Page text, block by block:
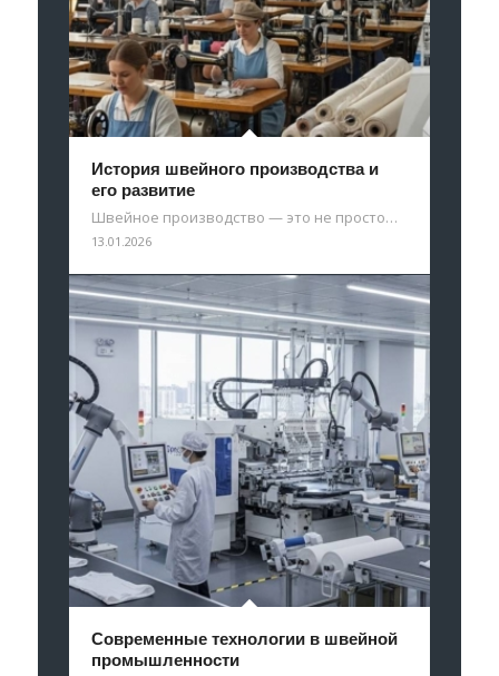
История швейного производства и
его развитие
Швейное производство — это не просто…
13.01.2026
Современные технологии в швейной
промышленности